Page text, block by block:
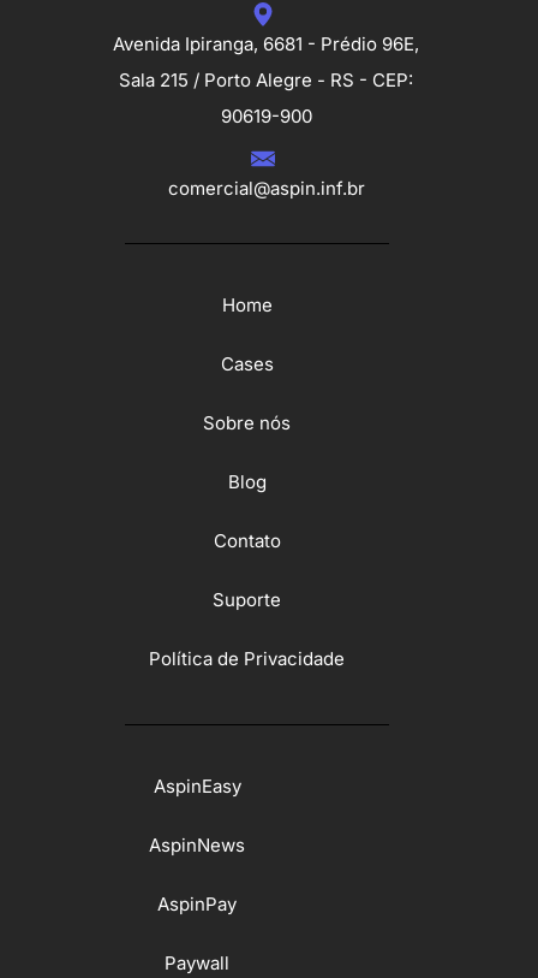
Avenida Ipiranga, 6681 - Prédio 96E,
Sala 215 / Porto Alegre - RS - CEP:
90619-900
comercial@aspin.inf.br
Home
Cases
Sobre nós
Blog
Contato
Suporte
Política de Privacidade
AspinEasy
AspinNews
AspinPay
Paywall